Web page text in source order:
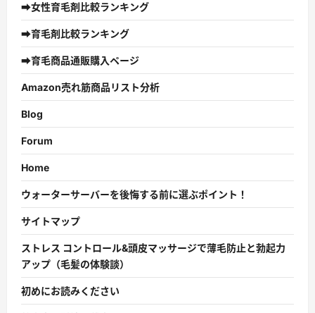
➡女性育毛剤比較ランキング
➡育毛剤比較ランキング
➡育毛商品通販購入ページ
Amazon売れ筋商品リスト分析
Blog
Forum
Home
ウォーターサーバーを後悔する前に選ぶポイント！
サイトマップ
ストレス コントロール&頭皮マッサージで薄毛防止と勃起力
アップ（毛髪の体験談）
初めにお読みください